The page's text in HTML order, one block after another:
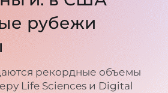
рубежи
рекордные объемы
Life Sciences и Digital